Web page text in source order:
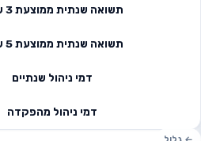
תשואה שנתית ממוצעת 3 שנים
תשואה שנתית ממוצעת 5 שנים
דמי ניהול שנתיים
דמי ניהול מהפקדה